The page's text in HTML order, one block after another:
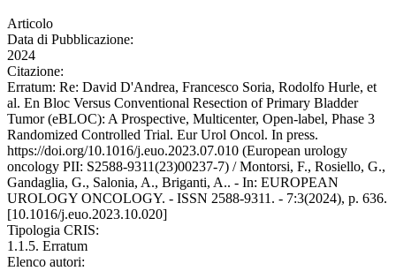
Articolo
Data di Pubblicazione:
2024
Citazione:
Erratum: Re: David D'Andrea, Francesco Soria, Rodolfo Hurle, et
al. En Bloc Versus Conventional Resection of Primary Bladder
Tumor (eBLOC): A Prospective, Multicenter, Open-label, Phase 3
Randomized Controlled Trial. Eur Urol Oncol. In press.
https://doi.org/10.1016/j.euo.2023.07.010 (European urology
oncology PII: S2588-9311(23)00237-7) / Montorsi, F., Rosiello, G.,
Gandaglia, G., Salonia, A., Briganti, A.. - In: EUROPEAN
UROLOGY ONCOLOGY. - ISSN 2588-9311. - 7:3(2024), p. 636.
[10.1016/j.euo.2023.10.020]
Tipologia CRIS:
1.1.5. Erratum
Elenco autori: